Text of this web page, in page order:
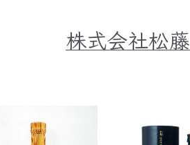
株式会社松藤